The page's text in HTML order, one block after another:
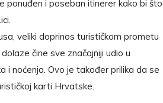
ponuđen i poseban itinerer kako bi što
veliki doprinos turističkom prometu
čine sve značajniji udio u
i noćenja. Ovo je također prilika da se
karti Hrvatske.